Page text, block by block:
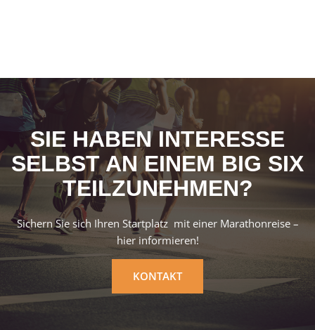
SIE HABEN INTERESSE
SELBST AN EINEM BIG SIX
TEILZUNEHMEN?
Sichern Sie sich Ihren Startplatz mit einer Marathonreise –
hier informieren!
KONTAKT